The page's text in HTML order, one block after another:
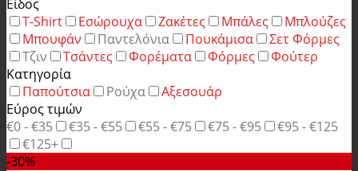
Είδος
T-Shirt
Εσώρουχα Ζακέτες Μπάλες
Μπλούζες
Μπουφάν
Παντελόνια Πουκάμισα
Σετ Φόρμες
Τζιν
Τσάντες Φορέματα Φόρμες
Φούτερ
Κατηγορία
Παπούτσια
Ρούχα
Αξεσουάρ
Εύρος τιμών
€0 - €35
€35 - €55 €55 - €75 €75 - €95
€95 - €125
€125+
-30%